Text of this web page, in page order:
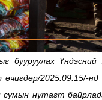
бууруулах
өчигдөр/2025.09.15/-
сумын нутагт